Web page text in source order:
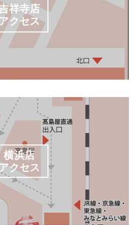
祥寺店
アクセス
横浜店
アクセス